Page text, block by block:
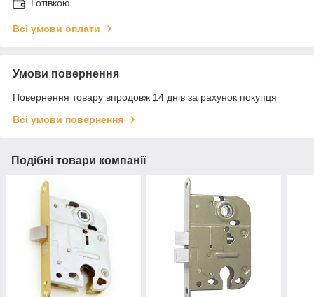
Готівкою
Всі умови оплати
Умови повернення
Повернення товару впродовж 14 днів за рахунок покупця
Всі умови повернення
Подібні товари компанії